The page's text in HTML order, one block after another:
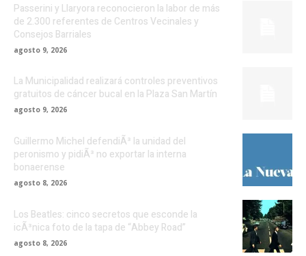
Passerini y Llaryora reconocieron la labor de más
de 2.300 referentes de Centros Vecinales y
Consejos Barriales
agosto 9, 2026
La Municipalidad realizará controles preventivos
gratuitos de cáncer bucal en la Plaza San Martín
agosto 9, 2026
Guillermo Michel defendiÃ³ la unidad del
peronismo y pidiÃ³ no exportar la interna
bonaerense
agosto 8, 2026
Los Beatles: cinco secretos que esconde la
icÃ³nica foto de la tapa de “Abbey Road”
agosto 8, 2026